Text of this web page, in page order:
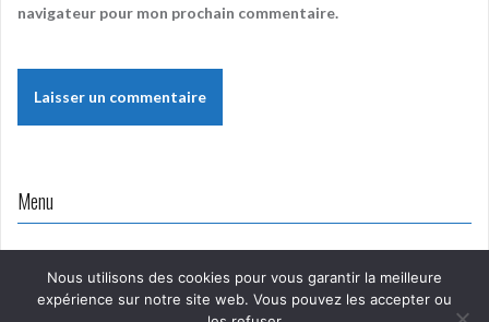
navigateur pour mon prochain commentaire.
Menu
Nous utilisons des cookies pour vous garantir la meilleure
expérience sur notre site web. Vous pouvez les accepter ou